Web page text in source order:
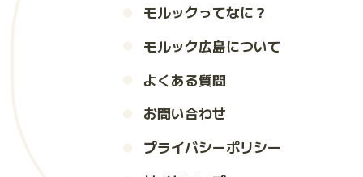
モルックってなに？
モルック広島について
よくある質問
お問い合わせ
プライバシーポリシー